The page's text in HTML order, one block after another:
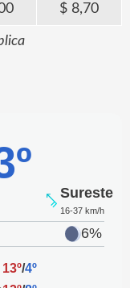
8,70
Sureste
16-37 km/h
6%
13º/4º